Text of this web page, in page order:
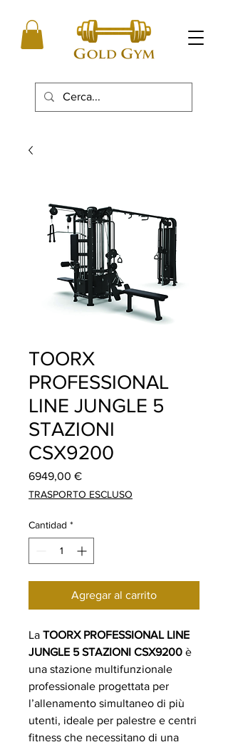
TOORX
PROFESSIONAL
LINE JUNGLE 5
STAZIONI
CSX9200
6949,00 €Precio
TRASPORTO ESCLUSO
Cantidad *
Agregar al carrito
La TOORX PROFESSIONAL LINE
JUNGLE 5 STAZIONI CSX9200 è
una stazione multifunzionale
professionale progettata per
l’allenamento simultaneo di più
utenti, ideale per palestre e centri
fitness che necessitano di una